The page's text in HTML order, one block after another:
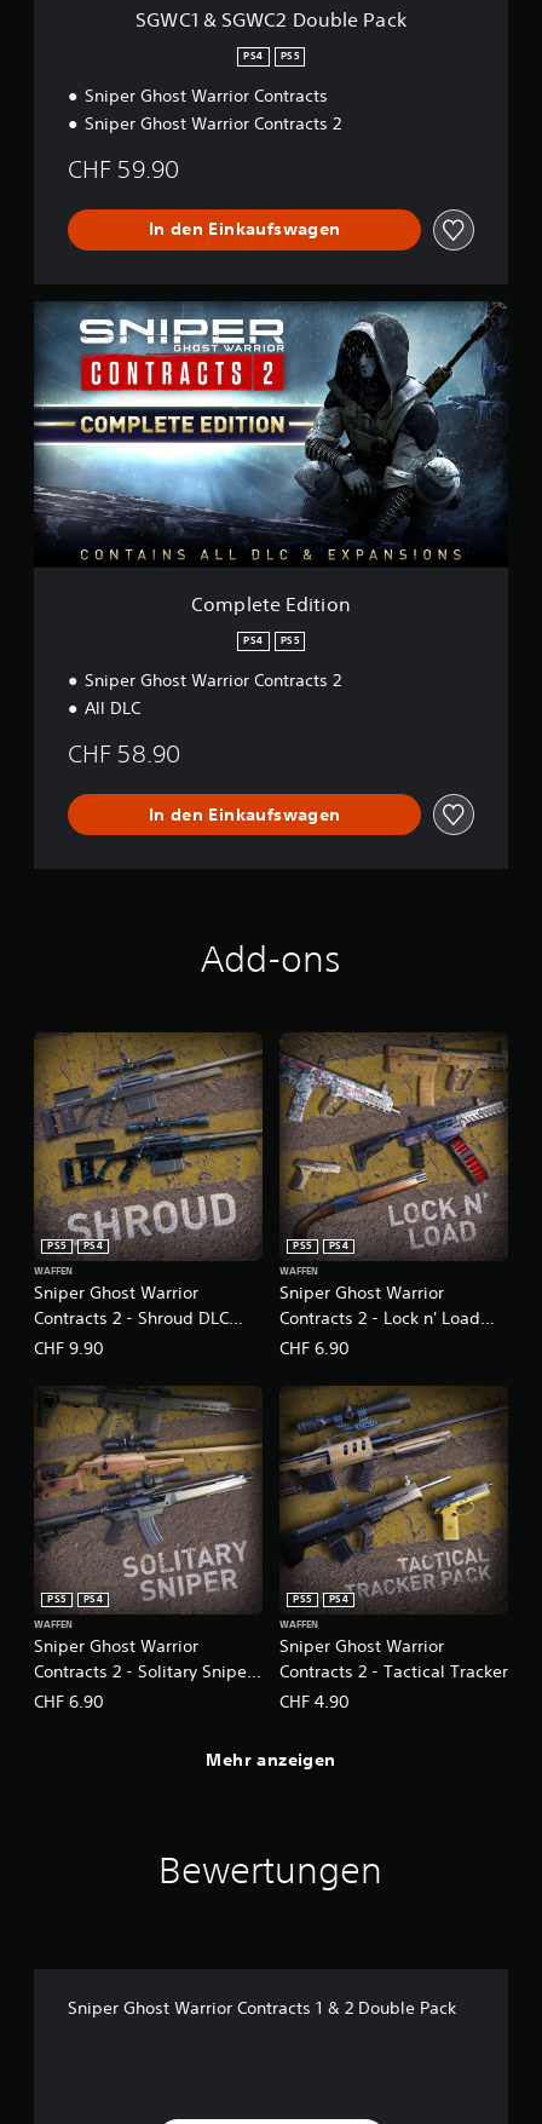
SGWC1 & SGWC2 Double Pack
PS4 PS5
Sniper Ghost Warrior Contracts
Sniper Ghost Warrior Contracts 2
CHF 59.90
In den Einkaufswagen
o
l
e
t
e
E
d
i
Complete Edition
PS4 PS5
Sniper Ghost Warrior Contracts 2
All DLC
CHF 58.90
In den Einkaufswagen
Add-ons
Sniper Ghost Warrior
Contracts 2 - Shroud DLC
Pack
PS5
PS4
WAFFEN
CHF 9.90
Sniper Ghost Warrior
Contracts 2 - Lock n' Load
Weapons Pack
PS5
PS4
WAFFEN
CHF 6.90
Sniper Ghost Warrior
Contracts 2 - Solitary Sniper
Weapons Pack
PS5
PS4
WAFFEN
CHF 6.90
Sniper Ghost Warrior
Contracts 2 - Tactical Tracker
PS5
PS4
WAFFEN
CHF 4.90
Mehr anzeigen
Bewertungen
Sniper Ghost Warrior Contracts 1 & 2 Double Pack